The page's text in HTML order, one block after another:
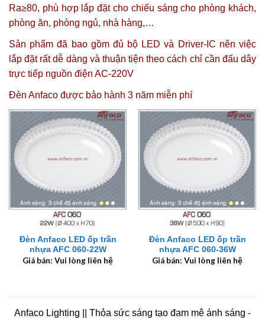
Ra≥80, phù hợp lắp đặt cho chiếu sáng cho phòng khách,
phòng ăn, phòng ngủ, nhà hàng,…
Sản phẩm đã bao gồm đủ bộ LED và Driver-IC nên việc
lắp đặt rất dễ dàng và thuận tiện theo cách chỉ cần đấu dây
trực tiếp nguồn điện AC-220V
Đèn Anfaco được bảo hành 3 năm miễn phí
Đèn Anfaco LED ốp trần
nhựa AFC 060-22W
Giá bán: Vui lòng liên hệ
Đèn Anfaco LED ốp trần
nhựa AFC 060-36W
Giá bán: Vui lòng liên hệ
Anfaco Lighting || Thỏa sức sáng tạo đam mê ánh sáng -